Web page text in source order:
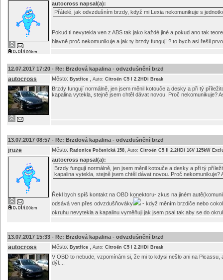
autocross napsal(a):
Přátelé, jak odvzdušním brzdy, když mi Lexia nekomunikuje s
Pokud ti nevytekla ven z ABS tak jako každé jiné a pokud ano tak
hlavně proč nekomunikuje a jak ty brzdy fungují ? to bych asi řešil
12.07.2017 17:20 - Re: Brzdová kapalina - odvzdušnění brzd
autocross Město: Bystřice Auto: Citroën C5 I 2.2HDi Break
Brzdy fungují normálně, jen jsem měnil kotouče a desky a při tý
kapalina vytekla, stejně jsem chtěl dávat novou. Proč nekomunikuje?
13.07.2017 08:57 - Re: Brzdová kapalina - odvzdušnění brzd
jruze Město: Radonice Počenická 158 Auto: Citroën C5 II 2.2HDi 16V 125kW
autocross napsal(a):
Brzdy fungují normálně, jen jsem měnil kotouče a desky a při tý
kapalina vytekla, stejně jsem chtěl dávat novou. Proč
Řekl bych spíš kontakt na OBD konektoru- zkus na jiném
odsává ven přes odvzdušňováky
- když měním brzdiče nebo
okruhu nevytekla a kapalinu vyměňuji jak jsem psal tak aby se do
13.07.2017 15:33 - Re: Brzdová kapalina - odvzdušnění brzd
autocross Město: Bystřice Auto: Citroën C5 I 2.2HDi Break
V OBD to nebude, vzpomínám si, že mi to kdysi nešlo ani na
dýl....